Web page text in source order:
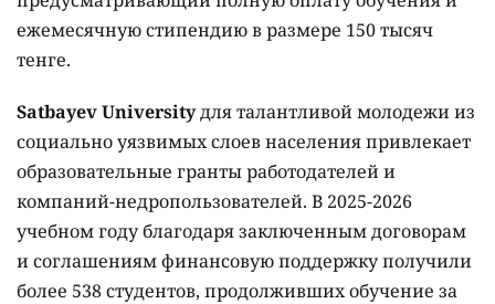
ежемесячную стипендию в размере 150 тысяч
тенге.
Satbayev Universityдля талантливой молодежи из
социально уязвимых слоев населения привлекает
образовательные гранты работодателей и
компаний-недропользователей. В 2025-2026
учебном году благодаря заключенным договорам
и соглашениям финансовую поддержку получили
более 538 студентов, продолживших обучение за